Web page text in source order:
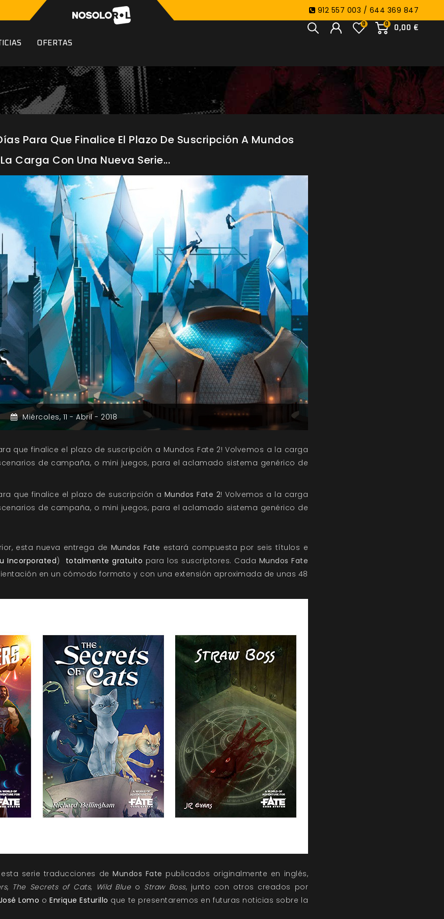
912 557 003 / 644 369 847
0
0,00 €
0
OFERTAS
Para Que Finalice El Plazo De Suscripción A Mundos
Carga Con Una Nueva Serie...
Miércoles, 11 - Abril - 2018
que finalice el plazo de suscripción a Mundos Fate 2! Volvemos a la carga
de campaña, o mini juegos, para el aclamado sistema genérico de
que finalice el plazo de suscripción a Mundos Fate 2! Volvemos a la carga
de campaña, o mini juegos, para el aclamado sistema genérico de
esta nueva entrega de Mundos Fate estará compuesta por seis títulos e
Incorporated) totalmente gratuito para los suscriptores. Cada Mundos Fate
en un cómodo formato y con una extensión aproximada de unas 48
serie traducciones deMundos Fate publicados originalmente en inglés,
, The Secrets of Cats, Wild Blueo Straw Boss, junto con otros creados por
Lomo oEnrique Esturillo que te presentaremos en futuras noticias sobre la